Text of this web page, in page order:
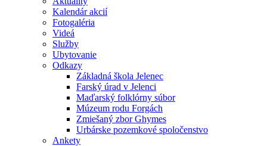
Kalendár akcií
Fotogaléria
Videá
Služby
Ubytovanie
Odkazy
Základná škola Jelenec
Farský úrad v Jelenci
Maďarský folklórny súbor
Múzeum rodu Forgách
Zmiešaný zbor Ghymes
Urbárske pozemkové spoločenstvo
Ankety